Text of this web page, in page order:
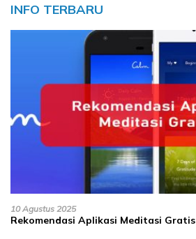
INFO TERBARU
10 Agustus 2025
Rekomendasi Aplikasi Meditasi Gratis